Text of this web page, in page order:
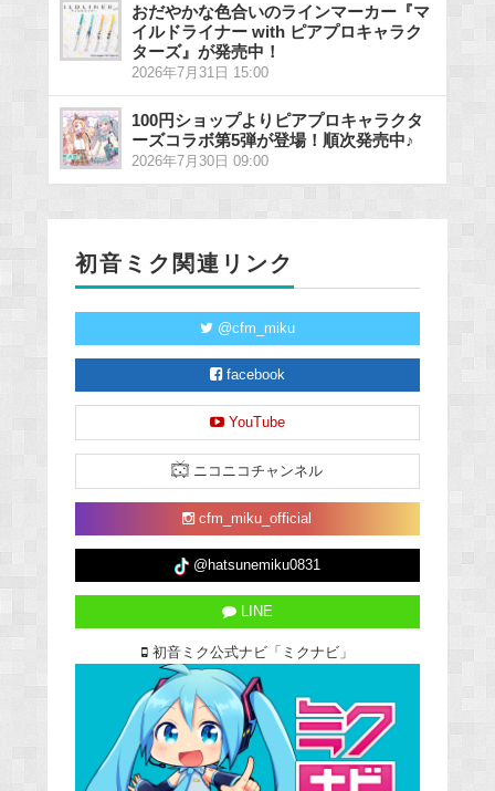
おだやかな色合いのラインマーカー『マ
イルドライナー with ピアプロキャラク
ターズ』が発売中！
2026年7月31日 15:00
100円ショップよりピアプロキャラクタ
ーズコラボ第5弾が登場！順次発売中♪
2026年7月30日 09:00
初音ミク関連リンク
@cfm_miku
facebook
YouTube
ニコニコチャンネル
cfm_miku_official
@hatsunemiku0831
LINE
初音ミク公式ナビ「ミクナビ」